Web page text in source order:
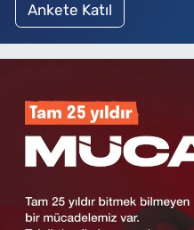
Ankete Katıl